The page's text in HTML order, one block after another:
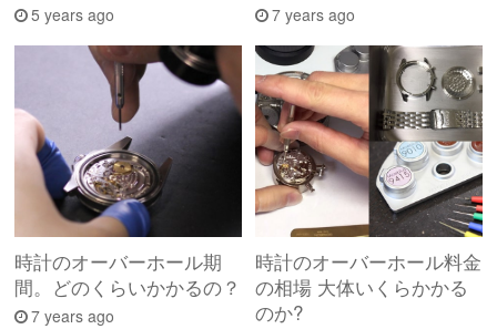
5 years ago 7 years ago
時計のオーバーホール期
間。どのくらいかかるの？
7 years ago
時計のオーバーホール料金
の相場 大体いくらかかる
のか?